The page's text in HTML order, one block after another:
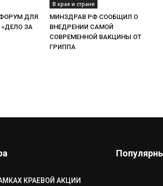
ДЛЯ
ЗА
В крае и стране
МИНЗДРАВ РФ СООБЩИЛ О
ВНЕДРЕНИИ САМОЙ
СОВРЕМЕННОЙ ВАКЦИНЫ ОТ
ГРИППА
КРАЕВОЙ АКЦИИ